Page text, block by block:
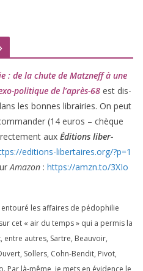
: de la chute de Matzneff à une
poli­tique de l’après-68 est dis­
les bonnes librai­ries. On peut
(14 euros – chèque
aux Éditions liber­
​edi​tions​-liber​taires​.org/​?​p​=​1
Amazon : https://​amzn​.to/​3​X​I​o​
entou­ré les affaires de pédo­phi­lie
cet « air du temps » qui a per­mis la
entre autres, Sartre, Beauvoir,
Sollers, Cohn-Bendit, Pivot,
Par là-même, je mets en évi­dence le